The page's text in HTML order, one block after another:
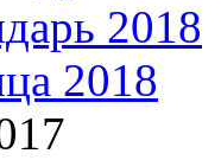
2018
2018